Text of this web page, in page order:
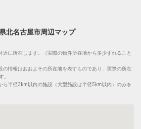
北名古屋市周辺マップ
近に所在します。（実際の物件所在地から多少ずれること
の情報はおおよその所在地を表すものであり、実際の所在
。
ら半径3km以内の施設（大型施設は半径5km以内）のみを